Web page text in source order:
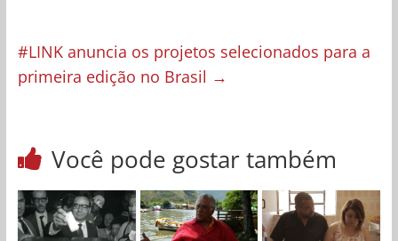
#LINK anuncia os projetos selecionados para a
primeira edição no Brasil →
Você pode gostar também